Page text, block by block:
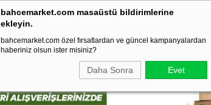
bahcemarket.com masaüstü bildirimlerine
ekleyin.
bahcemarket.com özel fırsatlardan ve güncel kampanyalardan
haberiniz olsun ister misiniz?
Daha Sonra Evet
🚀 1250 TL ÜZERİ ALIŞVERİŞLERDE KARGO ÜCRETSİZ!
⚠️ SATIŞLARIMIZ YALNIZCA İSTANBUL İLİ İLE SINIRLIDIR.